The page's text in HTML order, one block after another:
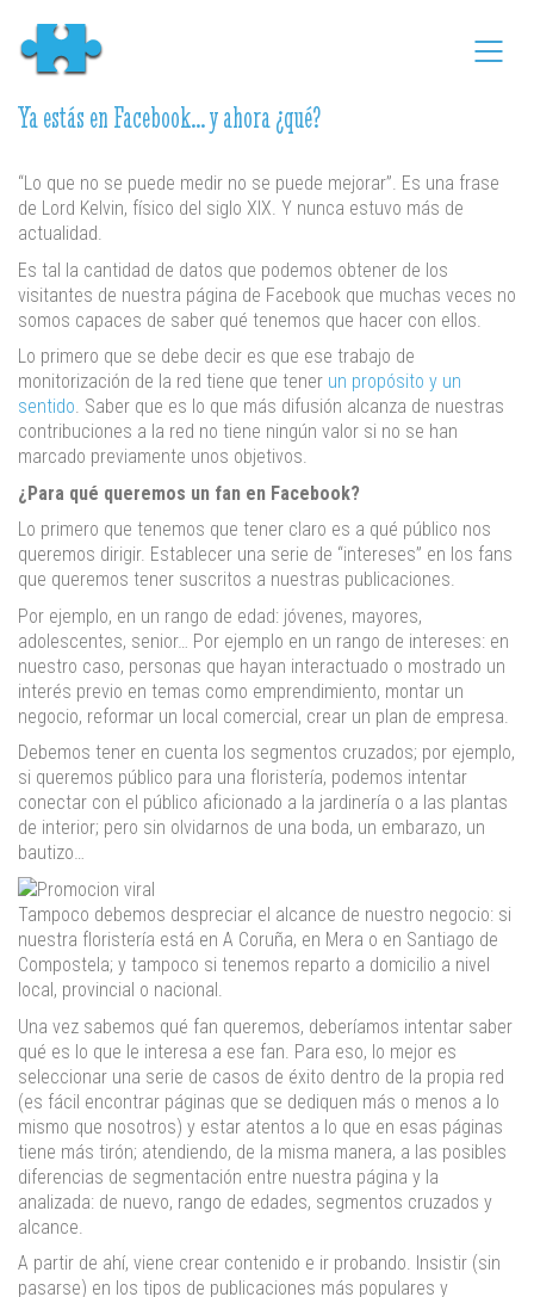
Ya estás en Facebook… y ahora ¿qué?
“Lo que no se puede medir no se puede mejorar”. Es una frase
de Lord Kelvin, físico del siglo XIX. Y nunca estuvo más de
actualidad.
Es tal la cantidad de datos que podemos obtener de los
visitantes de nuestra página de Facebook que muchas veces no
somos capaces de saber qué tenemos que hacer con ellos.
Lo primero que se debe decir es que ese trabajo de
monitorización de la red tiene que tener un propósito y un
sentido. Saber que es lo que más difusión alcanza de nuestras
contribuciones a la red no tiene ningún valor si no se han
marcado previamente unos objetivos.
¿Para qué queremos un fan en Facebook?
Lo primero que tenemos que tener claro es a qué público nos
queremos dirigir. Establecer una serie de “intereses” en los fans
que queremos tener suscritos a nuestras publicaciones.
Por ejemplo, en un rango de edad: jóvenes, mayores,
adolescentes, senior… Por ejemplo en un rango de intereses: en
nuestro caso, personas que hayan interactuado o mostrado un
interés previo en temas como emprendimiento, montar un
negocio, reformar un local comercial, crear un plan de empresa.
Debemos tener en cuenta los segmentos cruzados; por ejemplo,
si queremos público para una floristería, podemos intentar
conectar con el público aficionado a la jardinería o a las plantas
de interior; pero sin olvidarnos de una boda, un embarazo, un
bautizo…
Tampoco debemos despreciar el alcance de nuestro negocio: si
nuestra floristería está en A Coruña, en Mera o en Santiago de
Compostela; y tampoco si tenemos reparto a domicilio a nivel
local, provincial o nacional.
Una vez sabemos qué fan queremos, deberíamos intentar saber
qué es lo que le interesa a ese fan. Para eso, lo mejor es
seleccionar una serie de casos de éxito dentro de la propia red
(es fácil encontrar páginas que se dediquen más o menos a lo
mismo que nosotros) y estar atentos a lo que en esas páginas
tiene más tirón; atendiendo, de la misma manera, a las posibles
diferencias de segmentación entre nuestra página y la
analizada: de nuevo, rango de edades, segmentos cruzados y
alcance.
A partir de ahí, viene crear contenido e ir probando. Insistir (sin
pasarse) en los tipos de publicaciones más populares y